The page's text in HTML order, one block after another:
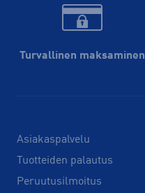
Turvallinen maksaminen
Asiakaspalvelu
Tuotteiden palautus
Peruutusilmoitus